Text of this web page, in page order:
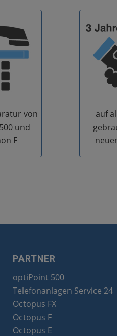
von
und
F
auf
PARTNER
optiPoint 500
Telefonanlagen Service 24
Octopus FX
Octopus F
Octopus E